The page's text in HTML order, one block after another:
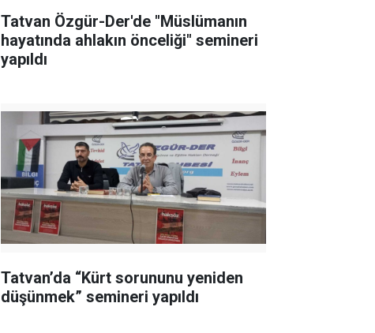
Tatvan Özgür-Der'de "Müslümanın
hayatında ahlakın önceliği" semineri
yapıldı
Tatvan’da “Kürt sorununu yeniden
düşünmek” semineri yapıldı